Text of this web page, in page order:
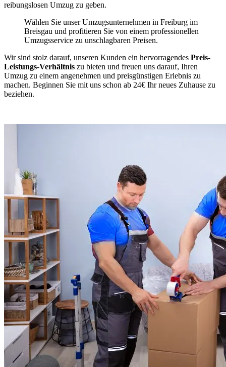
reibungslosen Umzug zu geben.
Wählen Sie unser Umzugsunternehmen in Freiburg im
Breisgau und profitieren Sie von einem professionellen
Umzugsservice zu unschlagbaren Preisen.
Wir sind stolz darauf, unseren Kunden ein hervorragendes Preis-
Leistungs-Verhältnis zu bieten und freuen uns darauf, Ihren
Umzug zu einem angenehmen und preisgünstigen Erlebnis zu
machen. Beginnen Sie mit uns schon ab 24€ Ihr neues Zuhause zu
beziehen.